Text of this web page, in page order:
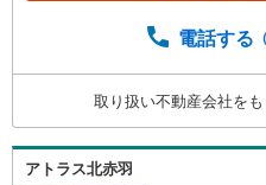
ービスが無料で付帯3.
時、建築士同行サービ
えするなどの無料サー
トCSサポート室がお引
します
電話する
取り扱い不動産会社を
アトラス北赤羽